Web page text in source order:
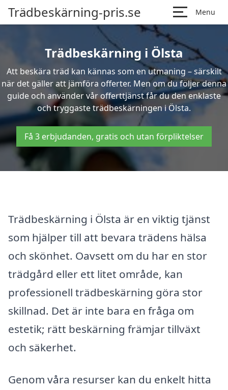
Trädbeskärning-pris.se Menu
Trädbeskärning i Ölsta
Att beskära träd kan kännas som en utmaning – särskilt
när det gäller att jämföra offerter. Men om du följer denna
guide och använder vår offerttjänst får du den enklaste
och tryggaste trädbeskärningen i Ölsta.
Få 3 erbjudanden, gratis och utan förpliktelser
Trädbeskärning i Ölsta är en viktig tjänst
som hjälper till att bevara trädens hälsa
och skönhet. Oavsett om du har en stor
trädgård eller ett litet område, kan
professionell trädbeskärning göra stor
skillnad. Det är inte bara en fråga om
estetik; rätt beskärning främjar tillväxt
och säkerhet.
Genom våra resurser kan du enkelt hitta